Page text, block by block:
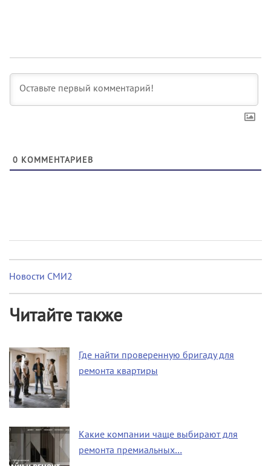
0 КОММЕНТАРИЕВ
Новости СМИ2
Читайте также
Где найти проверенную бригаду для
ремонта квартиры
Какие компании чаще выбирают для
ремонта премиальных…